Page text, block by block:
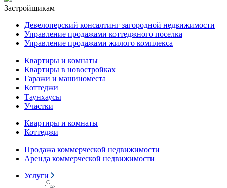
Застройщикам
Девелоперский консалтинг загородной недвижимости
Управление продажами коттеджного поселка
Управление продажами жилого комплекса
Квартиры и комнаты
Квартиры в новостройках
Гаражи и машиноместа
Коттеджи
Таунхаусы
Участки
Квартиры и комнаты
Коттеджи
Продажа коммерческой недвижимости
Аренда коммерческой недвижимости
Услуги